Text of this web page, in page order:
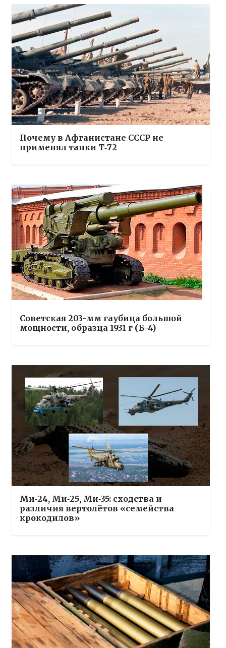
Почему в Афганистане СССР не
применял танки Т‑72
Советская 203-мм гаубица большой
мощности, образца 1931 г (Б-4)
Ми‑24, Ми‑25, Ми‑35: сходства и
различия вертолётов «семейства
крокодилов»